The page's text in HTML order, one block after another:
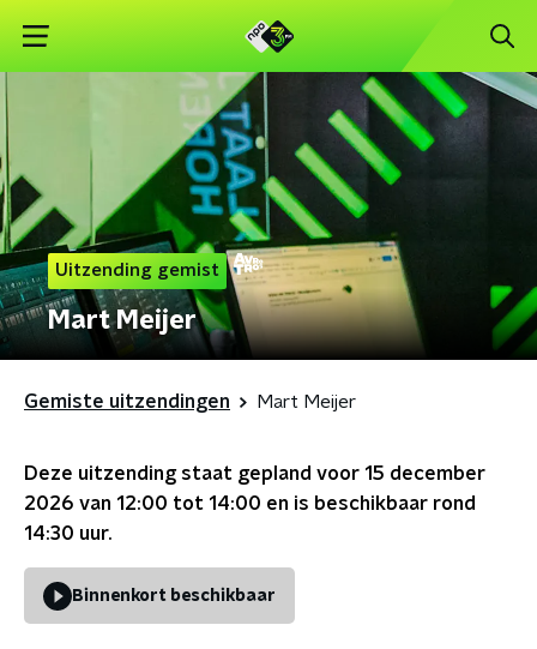
Uitzending gemist
Mart Meijer
Gemiste uitzendingen Mart Meijer
Deze uitzending staat gepland voor 15 december
2026 van 12:00 tot 14:00 en is beschikbaar rond
14:30 uur.
Binnenkort beschikbaar